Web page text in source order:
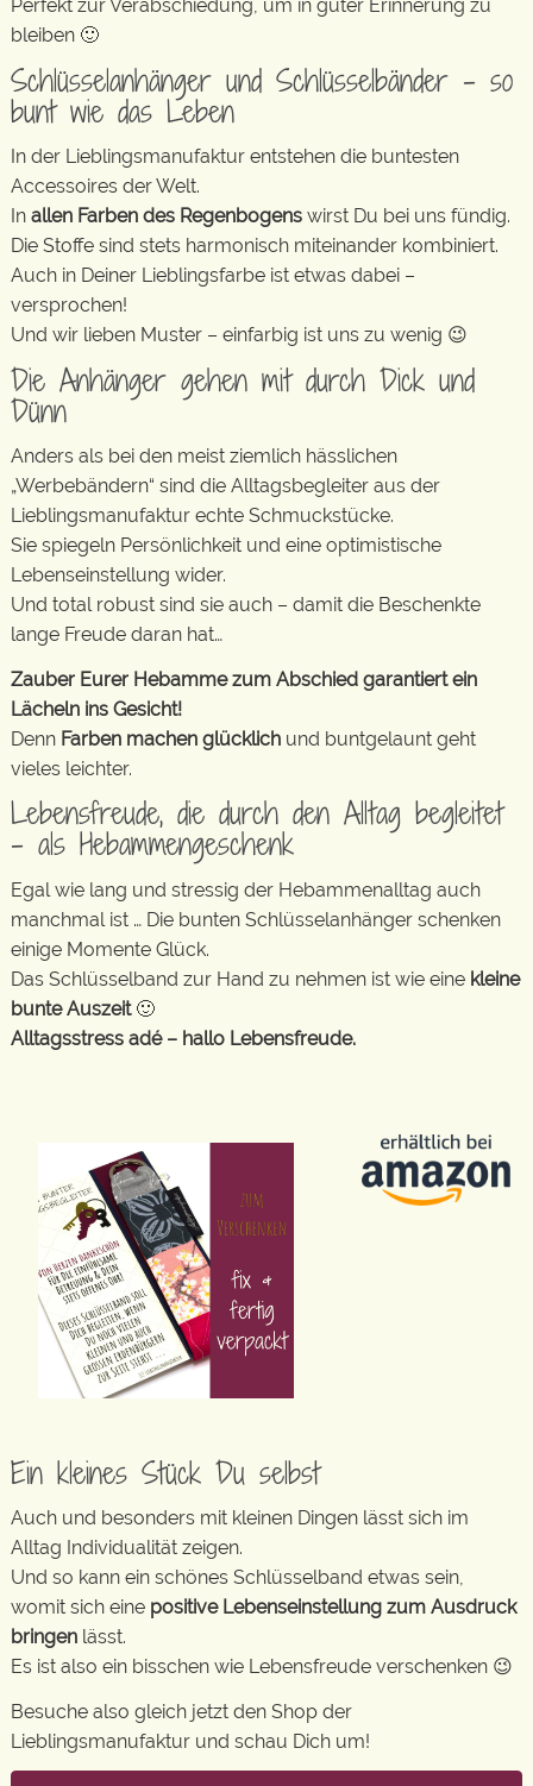
Perfekt zur Verabschiedung, um in guter Erinnerung zu
bleiben 🙂
Schlüsselanhänger und Schlüsselbänder – so
bunt wie das Leben
In der Lieblingsmanufaktur entstehen die buntesten
Accessoires der Welt.
In allen Farben des Regenbogens wirst Du bei uns fündig.
Die Stoffe sind stets harmonisch miteinander kombiniert.
Auch in Deiner Lieblingsfarbe ist etwas dabei –
versprochen!
Und wir lieben Muster – einfarbig ist uns zu wenig 😉
Die Anhänger gehen mit durch Dick und
Dünn
Anders als bei den meist ziemlich hässlichen
„Werbebändern“ sind die Alltagsbegleiter aus der
Lieblingsmanufaktur echte Schmuckstücke.
Sie spiegeln Persönlichkeit und eine optimistische
Lebenseinstellung wider.
Und total robust sind sie auch – damit die Beschenkte
lange Freude daran hat…
Zauber Eurer Hebamme zum Abschied garantiert ein
Lächeln ins Gesicht!
Denn Farben machen glücklich und buntgelaunt geht
vieles leichter.
Lebensfreude, die durch den Alltag begleitet
– als Hebammengeschenk
Egal wie lang und stressig der Hebammenalltag auch
manchmal ist … Die bunten Schlüsselanhänger schenken
einige Momente Glück.
Das Schlüsselband zur Hand zu nehmen ist wie eine kleine
bunte Auszeit🙂
Alltagsstress adé – hallo Lebensfreude.
Ein kleines Stück Du selbst
Auch und besonders mit kleinen Dingen lässt sich im
Alltag Individualität zeigen.
Und so kann ein schönes Schlüsselband etwas sein,
womit sich eine positive Lebenseinstellung zum Ausdruck
bringen lässt.
Es ist also ein bisschen wie Lebensfreude verschenken 😉
Besuche also gleich jetzt den Shop der
Lieblingsmanufaktur und schau Dich um!